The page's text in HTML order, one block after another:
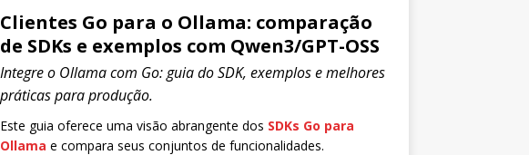
Clientes Go para o Ollama: comparação
de SDKs e exemplos com Qwen3/GPT-OSS
Integre o Ollama com Go: guia do SDK, exemplos e melhores
práticas para produção.
Este guia oferece uma visão abrangente dos SDKs Go para
Ollama e compara seus conjuntos de funcionalidades.